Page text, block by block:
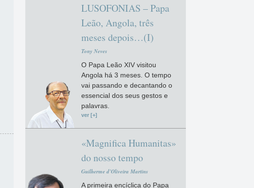
LUSOFONIAS – Papa
Leão, Angola, três
meses depois…(I)
Tony Neves
O Papa Leão XIV visitou
Angola há 3 meses. O tempo
vai passando e decantando o
essencial dos seus gestos e
palavras.
ver [+]
«Magnifica Humanitas»
do nosso tempo
Guilherme d'Oliveira Martins
A primeira encíclica do Papa